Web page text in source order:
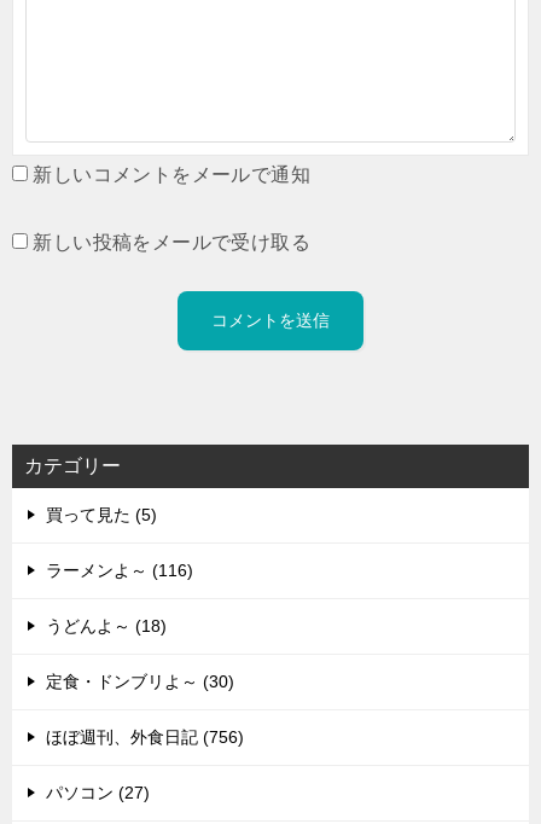
新しいコメントをメールで通知
新しい投稿をメールで受け取る
カテゴリー
買って見た (5)
ラーメンよ～ (116)
うどんよ～ (18)
定食・ドンブリよ～ (30)
ほぼ週刊、外食日記 (756)
パソコン (27)